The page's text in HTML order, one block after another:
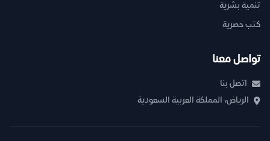
تنمية بشرية
كتب حصرية
تواصل معنا
اتصل بنا
الرياض، المملكة العربية السعودية